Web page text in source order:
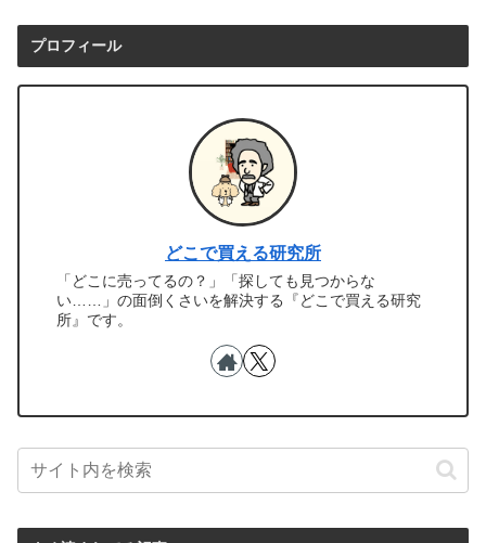
プロフィール
どこで買える研究所
「どこに売ってるの？」「探しても見つからな
い……」の面倒くさいを解決する『どこで買える研究
所』です。